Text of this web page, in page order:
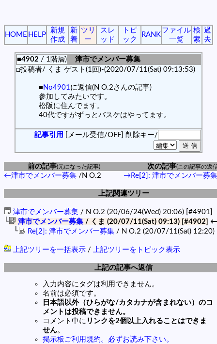
HOME HELP
新規
作成
新
着
ツリ
ー
スレ
ッド
トピ
ック
RANK
ファイル
一覧
検
索
過
去
■4902 / 1階層)
津市でメンバー募集
□投稿者/ くま ゲスト(1回)-(2020/07/11(Sat) 09:13:53)
■No4901 に返信(N O.2さんの記事)
参加してみたいです。
松阪に住んでます。
40代ですがずっとバスケはやってます。
記事引用 [メール受信/OFF] 削除キー/
前の記事(元になった記事) 次の記事(この記事の返
←津市でメンバー募集 /N O.2 →Re[2]: 津市でメンバー募集
上記関連ツリー
津市でメンバー募集 / N O.2 (20/06/24(Wed) 20:06) [#4901]
└ 津市でメンバー募集 / くま (20/07/11(Sat) 09:13) [#4902]
└ Re[2]: 津市でメンバー募集 / N O.2 (20/07/11(Sat) 12:20)
上記ツリーを一括表示 / 上記ツリーをトピック表示
上記の記事へ返信
入力内容にタグは利用できません。
名前は必須です。
日本語以外（ひらがな/カタカナが含まれない）のコ
メントは投稿できません。
コメント中に リンクを2個以上入れることはできま
せん。
掲示板ご利用規約。必ずお読み下さい。